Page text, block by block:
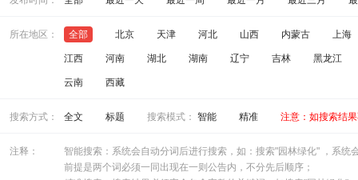
所在地区： 全部 北京 天津 河北 山西 内蒙古 上海
江西 河南 湖北 湖南 辽宁 吉林 黑龙江
云南 西藏
搜索方式： 全文 标题 搜索模式： 智能 精准 注意：如搜索结
注释：
智能搜索：系统会自动分词后进行搜索，如：搜索"园林绿化" ，系统
前提是两个词必须一同出现在一则公告内，不分先后顺序；